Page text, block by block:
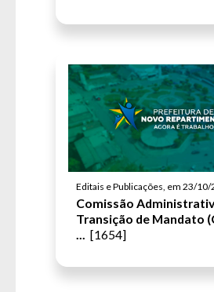
Editais e Publicações, em 23/
Comissão
Transição de Mandato
[1654]